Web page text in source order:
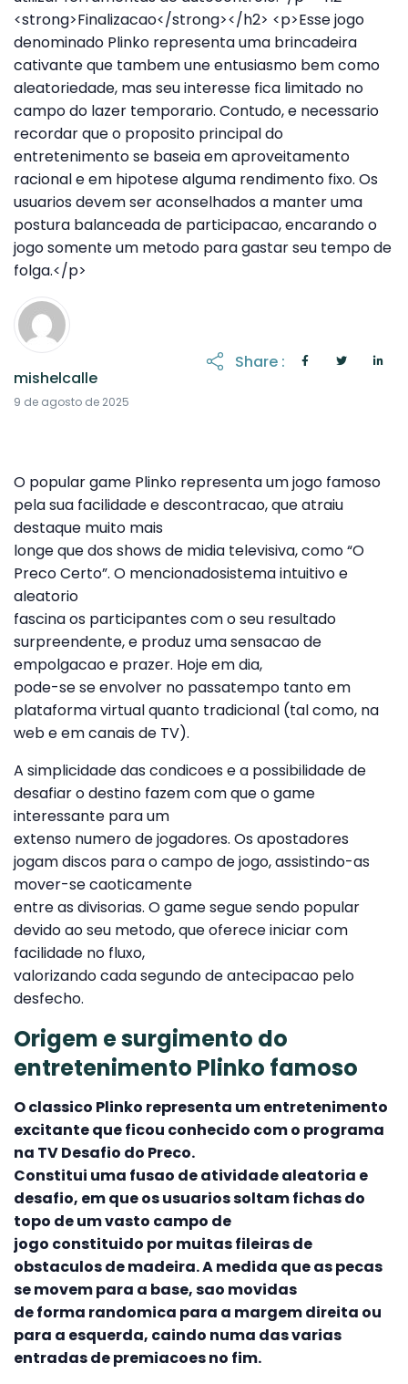
mishelcalle
9 de agosto de 2025
Share :
O popular game Plinko representa um jogo famoso
pela sua facilidade e descontracao, que atraiu
destaque muito mais
longe que dos shows de midia televisiva, como “O
Preco Certo”. O mencionadosistema intuitivo e
aleatorio
fascina os participantes com o seu resultado
surpreendente, e produz uma sensacao de
empolgacao e prazer. Hoje em dia,
pode-se se envolver no passatempo tanto em
plataforma virtual quanto tradicional (tal como, na
web e em canais de TV).
A simplicidade das condicoes e a possibilidade de
desafiar o destino fazem com que o game
interessante para um
extenso numero de jogadores. Os apostadores
jogam discos para o campo de jogo, assistindo-as
mover-se caoticamente
entre as divisorias. O game segue sendo popular
devido ao seu metodo, que oferece iniciar com
facilidade no fluxo,
valorizando cada segundo de antecipacao pelo
desfecho.
Origem e surgimento do
entretenimento Plinko famoso
O classico Plinko representa um entretenimento
excitante que ficou conhecido com o programa
na TV Desafio do Preco.
Constitui uma fusao de atividade aleatoria e
desafio, em que os usuarios soltam fichas do
topo de um vasto campo de
jogo constituido por muitas fileiras de
obstaculos de madeira. A medida que as pecas
se movem para a base, sao movidas
de forma randomica para a margem direita ou
para a esquerda, caindo numa das varias
entradas de premiacoes no fim.